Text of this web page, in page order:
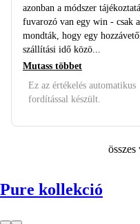
azonban a módszer
fuvarozó van egy win - csak
mondták, hogy egy
szállítási idő közö...
Mutass többet
Ez az értékelés automatikus
fordítással készült.
összes
Pure kollekció